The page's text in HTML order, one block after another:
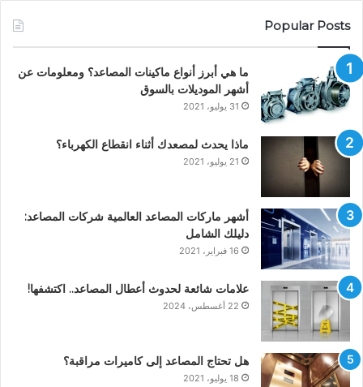
Popular Posts
ما هي أبرز أنواع ماكينات المصاعد؟ ومعلومات عن
أشهر الموديلات بالسوق
31 يوليو، 2021
ماذا يحدث لمصعدك أثناء انقطاع الكهرباء؟
21 يوليو، 2021
أشهر ماركات المصاعد العالمية شركات المصاعد:
دليلك الشامل
16 فبراير، 2021
علامات شائعة لحدوث أعطال المصاعد.. اكتشفها!
22 أغسطس، 2024
هل تحتاج المصاعد إلى كاميرات مراقبة؟
18 يوليو، 2021